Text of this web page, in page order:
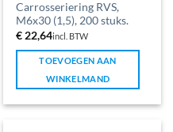
Carrosseriering RVS,
M6x30 (1,5), 200 stuks.
€ 22,64incl. BTW
TOEVOEGEN AAN
WINKELMAND